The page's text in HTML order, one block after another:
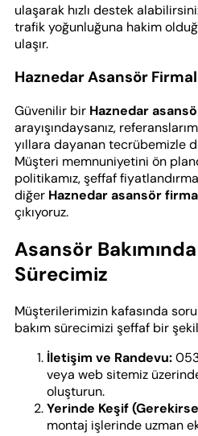
ulaşarak hızlı destek
trafik yoğunluğuna hakim
ulaşır.
Haznedar Asansör
Güvenilir bir Haznedar
arayışındaysanız,
yıllara dayanan tecrübemizle
Müşteri memnuniyetini ön
politikamız, şeffaf
diğer Haznedar asansör
çıkıyoruz.
Asansör
Sürecimiz
Müşterilerimizin kafasında
bakım sürecimizi şeffaf bir
İletişim ve Randevu:
veya web sitemiz
oluşturun.
Yerinde Keşif
montaj işlerinde uzman